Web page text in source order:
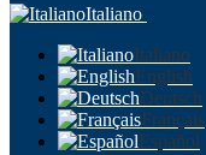
Italiano
Italiano
English
Deutsch
Français
Español